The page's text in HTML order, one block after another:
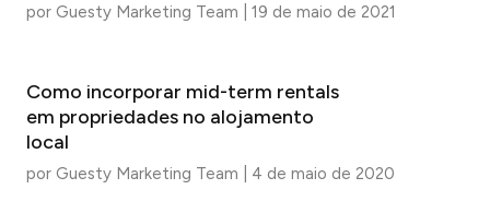
por Guesty Marketing Team 19 de maio de 2021
Como incorporar mid-term rentals
em propriedades no alojamento
local
por Guesty Marketing Team 4 de maio de 2020